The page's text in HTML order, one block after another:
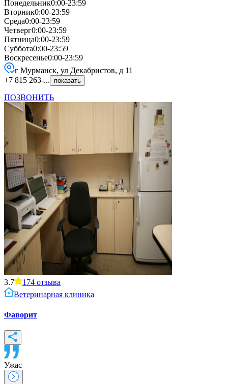
Понедельник0:00-23:59
Вторник0:00-23:59
Среда0:00-23:59
Четверг0:00-23:59
Пятница0:00-23:59
Суббота0:00-23:59
Воскресенье0:00-23:59
г Мурманск, ул Декабристов, д 11
+7 815 263-...
показать
ПОЗВОНИТЬ
3.7 174 отзыва
Ветеринарная клиника
Фаворит
Ужас